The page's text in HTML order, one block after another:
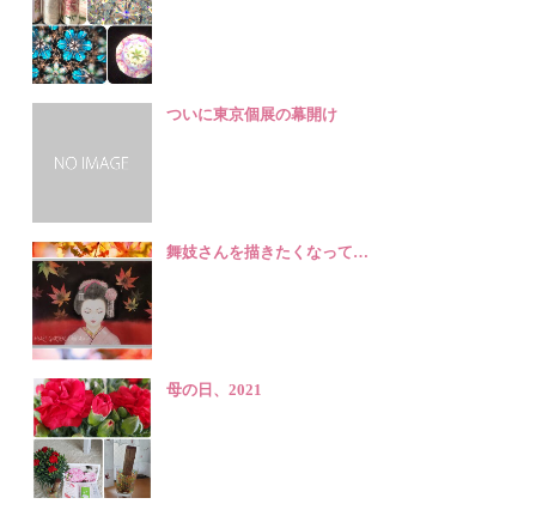
ついに東京個展の幕開け
舞妓さんを描きたくなって…
母の日、2021